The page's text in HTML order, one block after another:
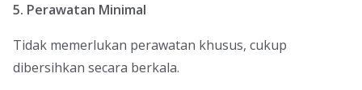
5. Perawatan Minimal
Tidak memerlukan perawatan khusus, cukup
dibersihkan secara berkala.